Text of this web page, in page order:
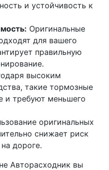
и устойчивость к
Оригинальные
для вашего
правильную
высоким
такие тормозные
и требуют меньшего
оригинальных
снижает риск
дороге.
Авторасходник вы